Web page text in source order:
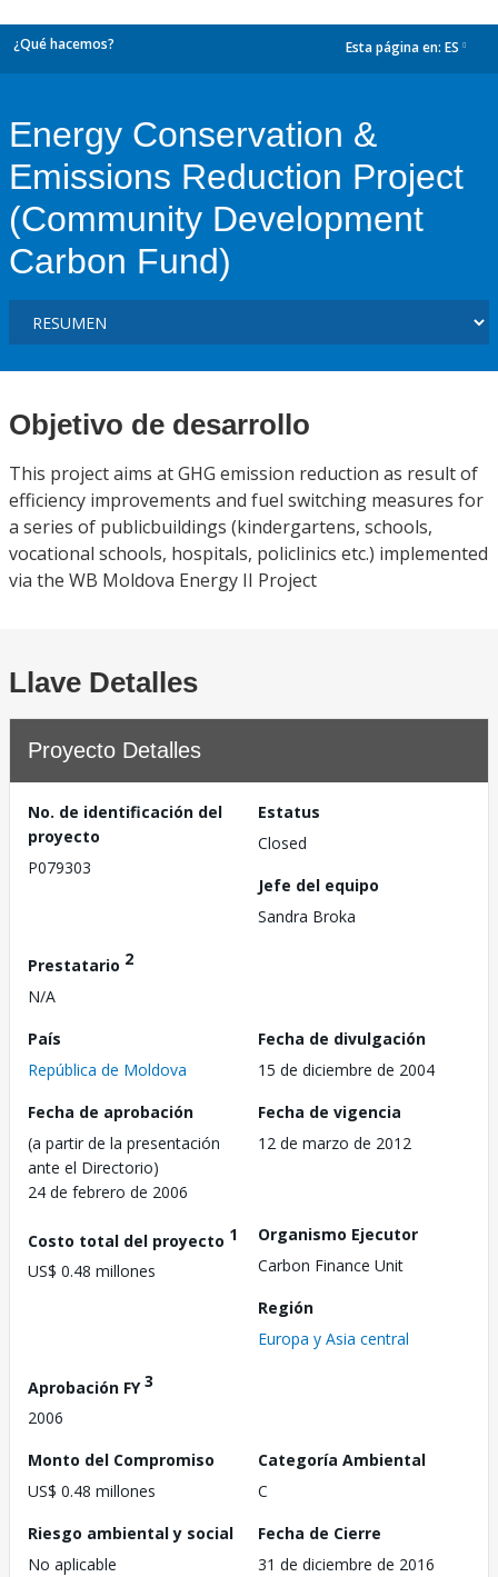
¿Qué hacemos? Esta página en: ES
Energy Conservation &
Emissions Reduction Project
(Community Development
Carbon Fund)
Objetivo de desarrollo
This project aims at GHG emission reduction as result of
efficiency improvements and fuel switching measures for
a series of publicbuildings (kindergartens, schools,
vocational schools, hospitals, policlinics etc.) implemented
via the WB Moldova Energy II Project
Llave Detalles
Proyecto Detalles
No. de identificación del
proyecto
P079303
Estatus
Closed
Jefe del equipo
Sandra Broka
Prestatario 2
N/A
País
República de Moldova
Fecha de divulgación
15 de diciembre de 2004
Fecha de aprobación
(a partir de la presentación
ante el Directorio)
24 de febrero de 2006
Fecha de vigencia
12 de marzo de 2012
Costo total del proyecto 1
US$ 0.48 millones
Organismo Ejecutor
Carbon Finance Unit
Región
Europa y Asia central
Aprobación FY3
2006
Monto del Compromiso
US$ 0.48 millones
Categoría Ambiental
C
Riesgo ambiental y social
No aplicable
Fecha de Cierre
31 de diciembre de 2016